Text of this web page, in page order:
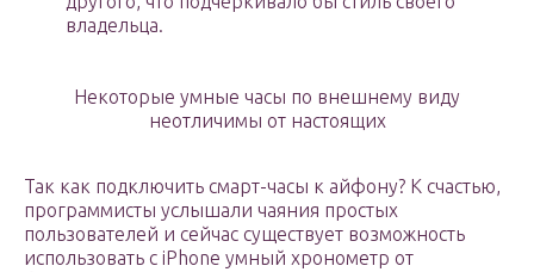
владельца.
Некоторые умные часы по внешнему виду
неотличимы от настоящих
Так как подключить смарт-часы к айфону? К счастью,
программисты услышали чаяния простых
пользователей и сейчас существует возможность
использовать с iPhone умный хронометр от